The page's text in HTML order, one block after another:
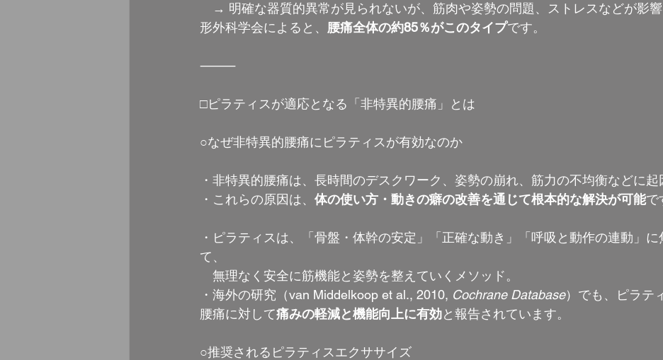
→ 明確な器質的異常が見られないが、筋肉や姿勢の問題、ストレスなどが影
形外科学会によると、 腰痛全体の約85％がこのタイプです。
⸻
□ピラティスが適応となる「非特異的腰痛」とは
○なぜ非特異的腰痛にピラティスが有効なのか
・非特異的腰痛は、長時間のデスクワーク、姿勢の崩れ、筋力の不均衡などに起
・これらの原因は、 体の使い方・動きの癖の改善を通じて根本的な解決が可能で
・ピラティスは、「骨盤・体幹の安定」「正確な動き」「呼吸と動作の連動」に
て、
無理なく安全に筋機能と姿勢を整えていくメソッド。
・海外の研究（van Middelkoop et al., 2010, Cochrane Database）でも、ピラテ
腰痛に対して痛みの軽減と機能向上に有効と報告されています。
○推奨されるピラティスエクササイズ